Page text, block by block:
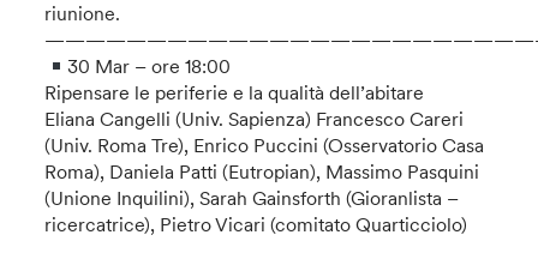
riunione.
30 Mar – ore 18:00
Ripensare le periferie e la qualità dell’abitare
Eliana Cangelli (Univ. Sapienza) Francesco Careri
(Univ. Roma Tre), Enrico Puccini (Osservatorio Casa
Roma), Daniela Patti (Eutropian), Massimo Pasquini
(Unione Inquilini), Sarah Gainsforth (Gioranlista –
ricercatrice), Pietro Vicari (comitato Quarticciolo)